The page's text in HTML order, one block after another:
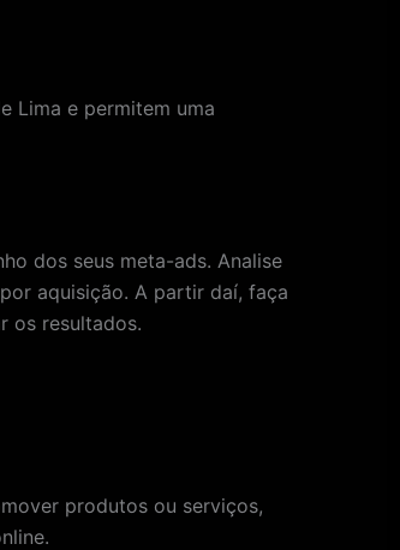
Lima e permitem uma
dos seus meta-ads. Analise
aquisição. A partir daí, faça
os resultados.
produtos ou serviços,